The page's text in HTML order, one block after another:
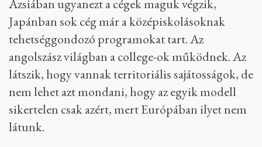
Ázsiában ugyanezt a cégek maguk végzik,
Japánban sok cég már a középiskolásoknak
tehetséggondozó programokat tart. Az
angolszász világban a college-ok működnek. Az
látszik, hogy vannak territoriális sajátosságok, de
nem lehet azt mondani, hogy az egyik modell
sikertelen csak azért, mert Európában ilyet nem
látunk.